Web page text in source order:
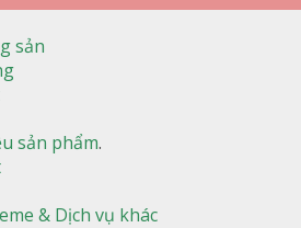
sản
sản phẩm.
& Dịch vụ khác